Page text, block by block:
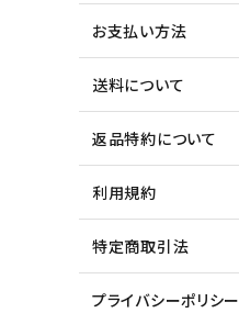
お支払い方法
送料について
返品特約について
利用規約
特定商取引法
プライバシーポリシー